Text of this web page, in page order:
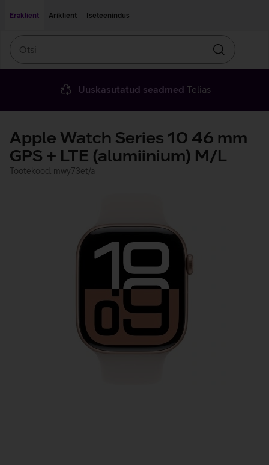
Eraklient
Äriklient Iseteenindus
Otsin
Uuskasutatud seadmed Telias
Apple Watch Series 10 46 mm
GPS + LTE (alumiinium) M/L
Tootekood: mwy73et/a